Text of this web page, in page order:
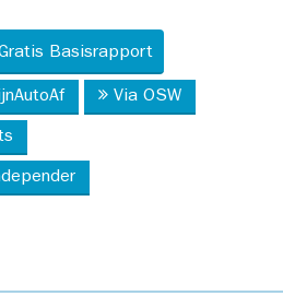
Basisrapport
Via OSW